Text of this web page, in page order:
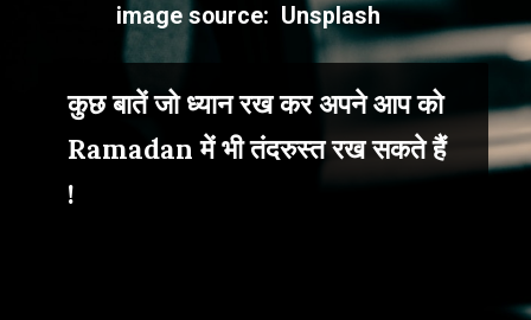
कुछ बातें जो ध्यान रख कर अपने आप को
Ramadan में भी तंदरुस्त रख सकते हैं
!
image source: Unsplash